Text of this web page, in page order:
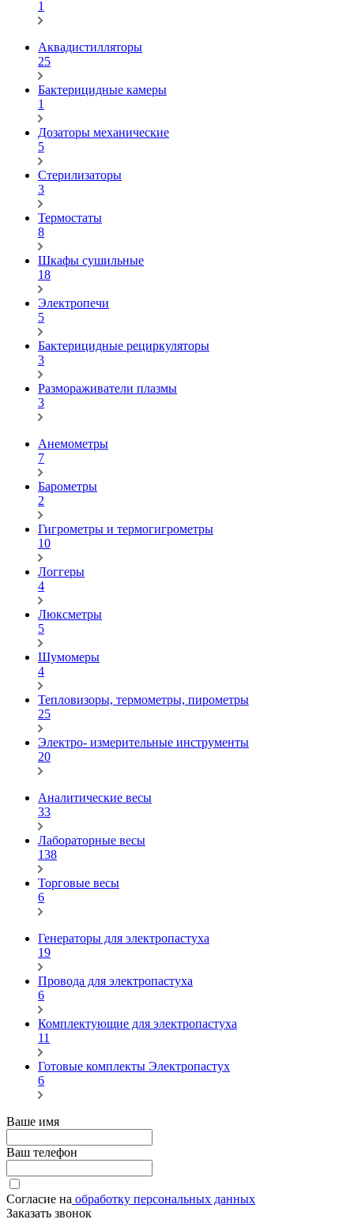
1
Аквадистилляторы
25
Бактерицидные камеры
1
Дозаторы механические
5
Стерилизаторы
3
Термостаты
8
Шкафы сушильные
18
Электропечи
5
Бактерицидные рециркуляторы
3
Размораживатели плазмы
3
Анемометры
7
Барометры
2
Гигрометры и термогигрометры
10
Логгеры
4
Люксметры
5
Шумомеры
4
Тепловизоры, термометры, пирометры
25
Электро- измерительные инструменты
20
Аналитические весы
33
Лабораторные весы
138
Торговые весы
6
Генераторы для электропастуха
19
Провода для электропастуха
6
Комплектующие для электропастуха
11
Готовые комплекты Электропастух
6
Ваше имя
Ваш телефон
Согласие на обработку персональных данных
Заказать звонок